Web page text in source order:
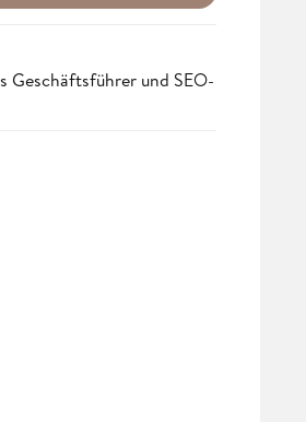
Geschäftsführer und SEO-